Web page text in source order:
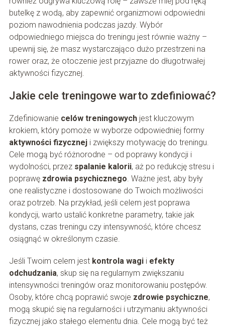
butelkę z wodą, aby zapewnić organizmowi odpowiedni
poziom nawodnienia podczas jazdy. Wybór
odpowiedniego miejsca do treningu jest równie ważny –
upewnij się, że masz wystarczająco dużo przestrzeni na
rower oraz, że otoczenie jest przyjazne do długotrwałej
aktywności fizycznej.
Jakie cele treningowe warto zdefiniować?
Zdefiniowanie celów treningowychjest kluczowym
krokiem, który pomoże w wyborze odpowiedniej formy
aktywności fizyczneji zwiększy motywację do treningu.
Cele mogą być różnorodne – od poprawy kondycji i
wydolności, przez spalanie kalorii, aż po redukcję stresu i
poprawę zdrowia psychicznego. Ważne jest, aby były
one realistyczne i dostosowane do Twoich możliwości
oraz potrzeb. Na przykład, jeśli celem jest poprawa
kondycji, warto ustalić konkretne parametry, takie jak
dystans, czas treningu czy intensywność, które chcesz
osiągnąć w określonym czasie.
Jeśli Twoim celem jest kontrola wagii efekty
odchudzania, skup się na regularnym zwiększaniu
intensywności treningów oraz monitorowaniu postępów.
Osoby, które chcą poprawić swoje zdrowie psychiczne,
mogą skupić się na regularności i utrzymaniu aktywności
fizycznej jako stałego elementu dnia. Cele mogą być też